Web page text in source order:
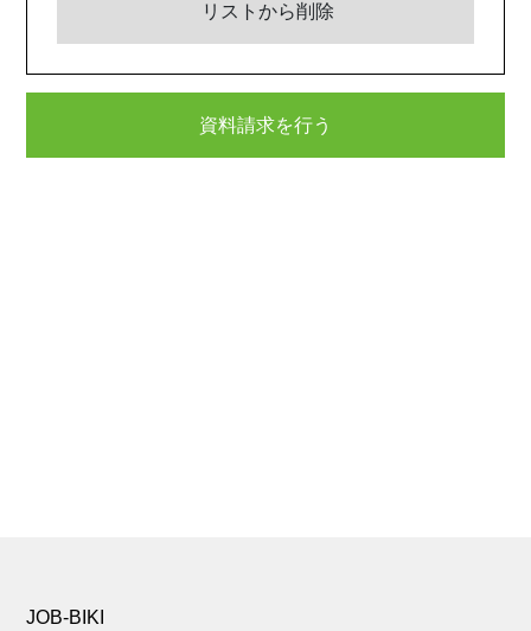
リストから削除
資料請求を行う
JOB-BIKI